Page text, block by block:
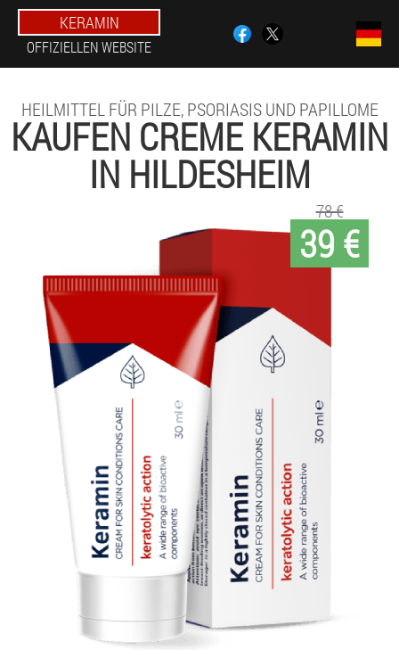
KERAMIN
OFFIZIELLEN WEBSITE
HEILMITTEL FÜR PILZE, PSORIASIS UND PAPILLOME
KAUFEN CREME KERAMIN
IN HILDESHEIM
39 €
78 €